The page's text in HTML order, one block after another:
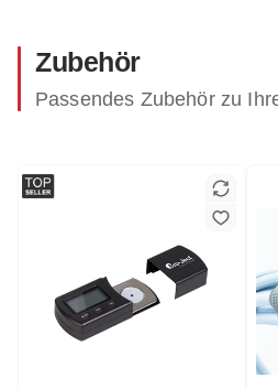
Zubehör
Passendes Zubehör zu